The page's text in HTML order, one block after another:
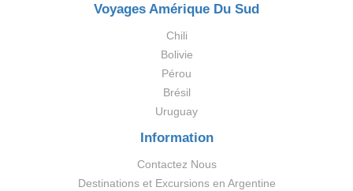
Voyages Amérique Du Sud
Chili
Bolivie
Pérou
Brésil
Uruguay
Information
Contactez Nous
Destinations et Excursions en Argentine